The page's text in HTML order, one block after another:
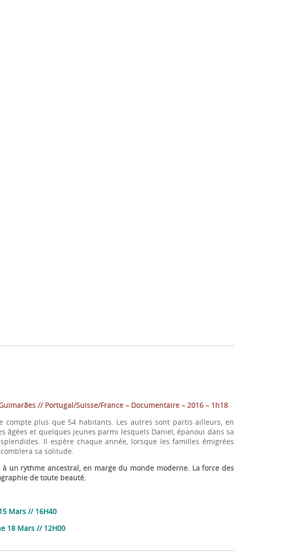
// Portugal/Suisse/France – Documentaire – 2016 – 1h18
plus que 54 habitants. Les autres sont partis ailleurs, en
âgées et quelques jeunes parmi lesquels Daniel, épanoui dans sa
Il espère chaque année, lorsque les familles émigrées
sa solitude.
un rythme ancestral, en marge du monde moderne. La force des
de toute beauté.
Mars // 16H40
18 Mars // 12H00